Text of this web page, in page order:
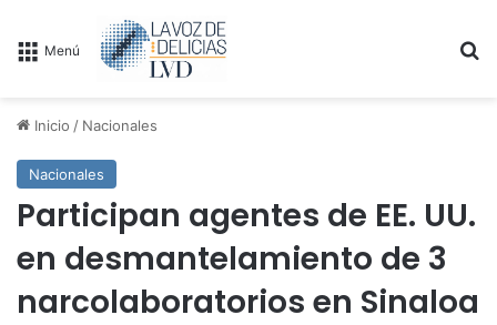
Menú
Inicio / Nacionales
Nacionales
Participan agentes de EE. UU.
en desmantelamiento de 3
narcolaboratorios en Sinaloa